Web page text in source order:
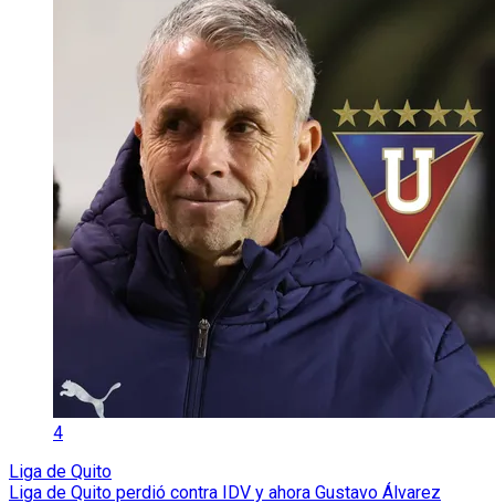
4
Liga de Quito
Liga de Quito perdió contra IDV y ahora Gustavo Álvarez